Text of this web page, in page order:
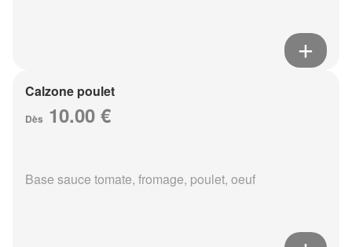
Calzone poulet
Dès 10.00 €
Base sauce tomate, fromage, poulet, oeuf